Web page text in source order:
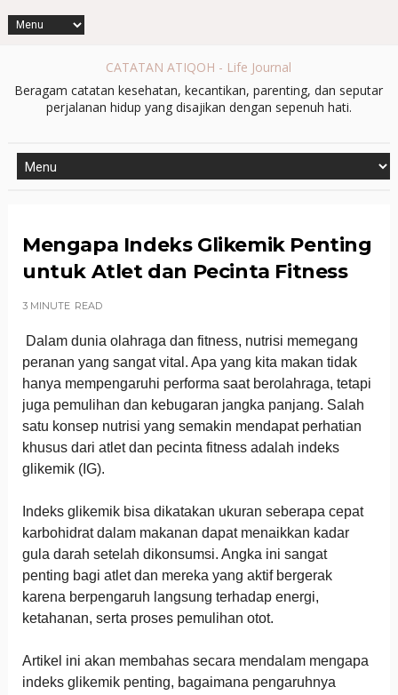
CATATAN ATIQOH - Life Journal
Beragam catatan kesehatan, kecantikan, parenting, dan seputar
perjalanan hidup yang disajikan dengan sepenuh hati.
Mengapa Indeks Glikemik Penting
untuk Atlet dan Pecinta Fitness
3 MINUTE READ
Dalam dunia olahraga dan fitness, nutrisi memegang
peranan yang sangat vital. Apa yang kita makan tidak
hanya mempengaruhi performa saat berolahraga, tetapi
juga pemulihan dan kebugaran jangka panjang. Salah
satu konsep nutrisi yang semakin mendapat perhatian
khusus dari atlet dan pecinta fitness adalah indeks
glikemik (IG).
Indeks glikemik bisa dikatakan ukuran seberapa cepat
karbohidrat dalam makanan dapat menaikkan kadar
gula darah setelah dikonsumsi. Angka ini sangat
penting bagi atlet dan mereka yang aktif bergerak
karena berpengaruh langsung terhadap energi,
ketahanan, serta proses pemulihan otot.
Artikel ini akan membahas secara mendalam mengapa
indeks glikemik penting, bagaimana pengaruhnya